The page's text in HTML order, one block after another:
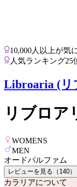
10,000人以上が気
人気ランキング25
Libroaria (リ
リブロア
WOMENS
MEN
オードパルファム
レビューを見る（ 140）
カラリアについて